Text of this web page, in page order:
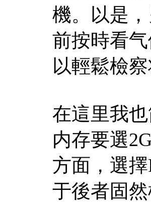
機。以是
前按時看
以輕鬆檢
在這里我
内存要選
方面，選
于後者固